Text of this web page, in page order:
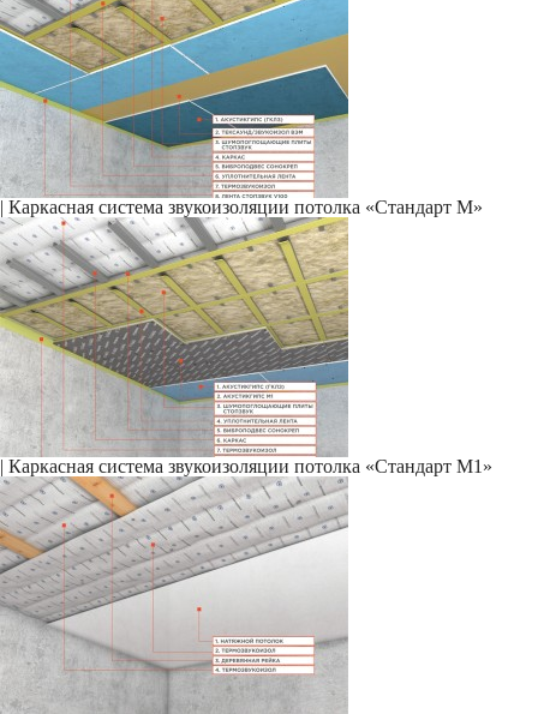
| Каркасная система звукоизоляции потолка «Стандарт М»
| Каркасная система звукоизоляции потолка «Стандарт М1»